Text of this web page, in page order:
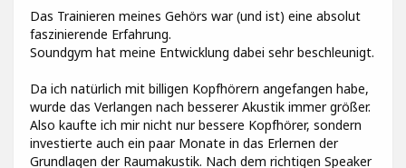
Das Trainieren meines Gehörs war (und ist) eine absolut
faszinierende Erfahrung.
Soundgym hat meine Entwicklung dabei sehr beschleunigt.
Da ich natürlich mit billigen Kopfhörern angefangen habe,
wurde das Verlangen nach besserer Akustik immer größer.
Also kaufte ich mir nicht nur bessere Kopfhörer, sondern
investierte auch ein paar Monate in das Erlernen der
Grundlagen der Raumakustik. Nach dem richtigen Speaker